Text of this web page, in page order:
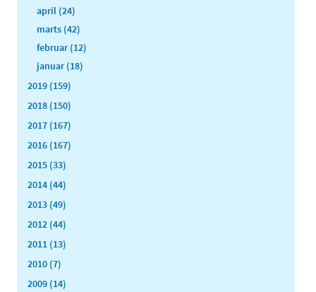
april (24)
marts (42)
februar (12)
januar (18)
2019 (159)
2018 (150)
2017 (167)
2016 (167)
2015 (33)
2014 (44)
2013 (49)
2012 (44)
2011 (13)
2010 (7)
2009 (14)